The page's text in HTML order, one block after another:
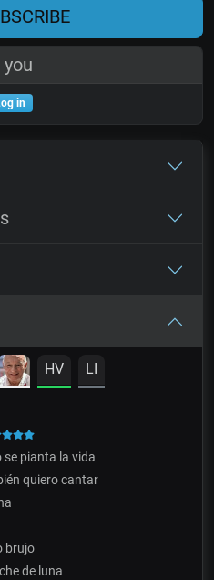
in
HV LI
se pianta la vida
quiero cantar
brujo
de luna